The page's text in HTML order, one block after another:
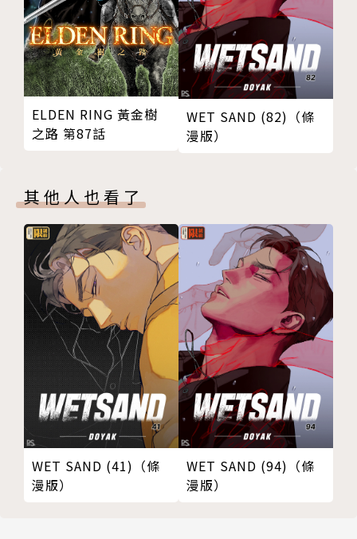
ELDEN RING 黃金樹
之路 第87話
WET SAND (82)（條
漫版）
其他人也看了
WET SAND (41)（條
漫版）
WET SAND (94)（條
漫版）